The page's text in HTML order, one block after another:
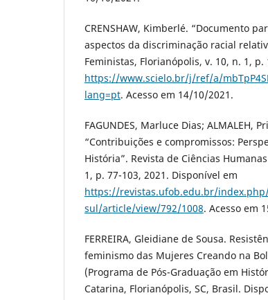
CRENSHAW, Kimberlé. “Documento
aspectos da discriminação racial
Feministas, Florianópolis, v. 10, n. 1,
https://www.scielo.br/j/ref/a/
lang=pt. Acesso em 14/10/2021.
FAGUNDES, Marluce Dias; ALMALEH,
“Contribuições e compromissos:
História”. Revista de Ciências
1, p. 77-103, 2021. Disponível em
https://revistas.ufob.edu.br/
sul/article/view/792/1008. Acesso em
FERREIRA, Gleidiane de Sousa.
feminismo das Mujeres Creando na
(Programa de Pós-Graduação em
Catarina, Florianópolis, SC, Brasil.